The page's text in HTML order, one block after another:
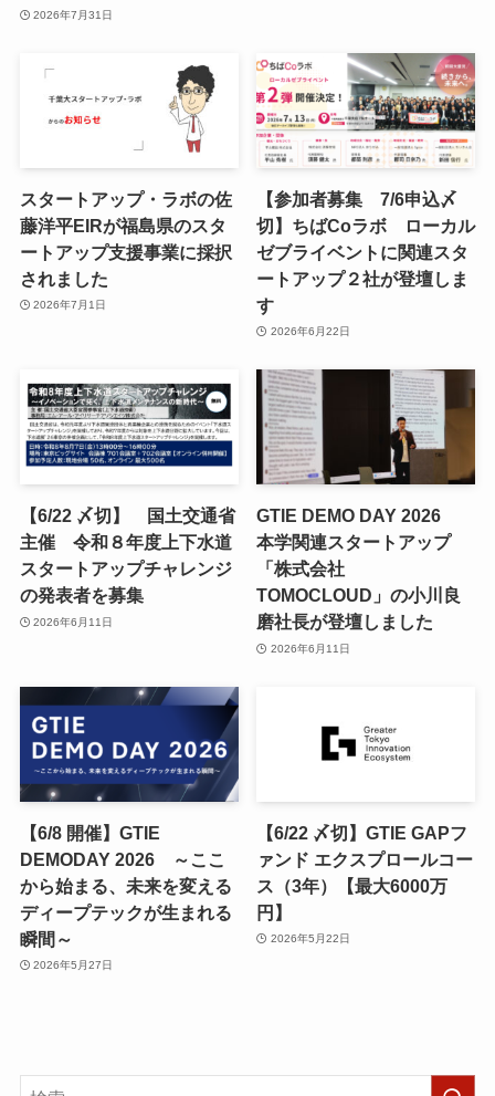
2026年7月31日
スタートアップ・ラボの佐
藤洋平EIRが福島県のスタ
ートアップ支援事業に採択
されました
2026年7月1日
【参加者募集 7/6申込〆
切】ちばCoラボ ローカル
ゼブライベントに関連スタ
ートアップ２社が登壇しま
す
2026年6月22日
【6/22 〆切】 国土交通省
主催 令和８年度上下水道
スタートアップチャレンジ
の発表者を募集
2026年6月11日
GTIE DEMO DAY 2026
本学関連スタートアップ
「株式会社
TOMOCLOUD」の小川良
磨社長が登壇しました
2026年6月11日
【6/8 開催】GTIE
DEMODAY 2026 ～ここ
から始まる、未来を変える
ディープテックが生まれる
瞬間～
2026年5月27日
【6/22 〆切】GTIE GAPフ
ァンド エクスプロールコー
ス（3年）【最大6000万
円】
2026年5月22日